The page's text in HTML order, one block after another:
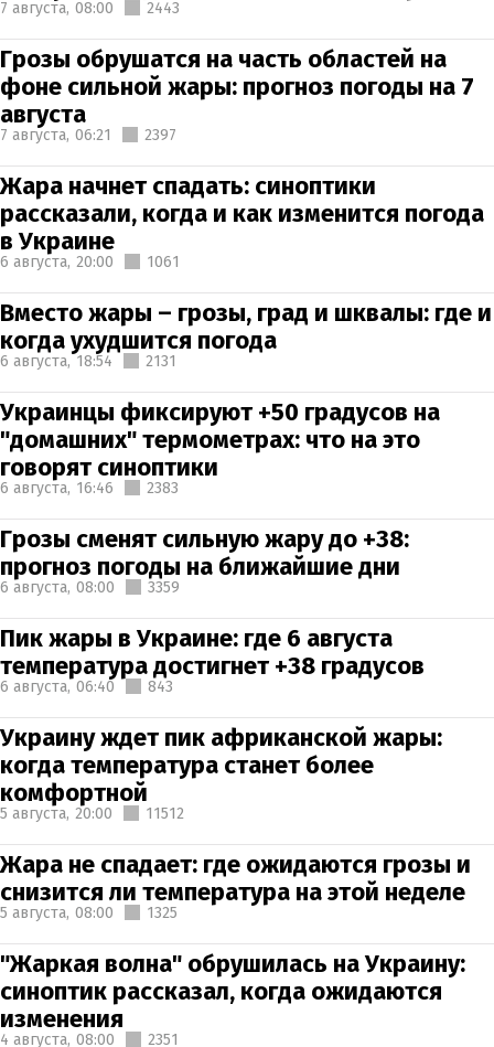
7 августа, 08:00 2443
Грозы обрушатся на часть областей на
фоне сильной жары: прогноз погоды на 7
августа
7 августа, 06:21 2397
Жара начнет спадать: синоптики
рассказали, когда и как изменится погода
в Украине
6 августа, 20:00 1061
Вместо жары – грозы, град и шквалы: где и
когда ухудшится погода
6 августа, 18:54 2131
Украинцы фиксируют +50 градусов на
"домашних" термометрах: что на это
говорят синоптики
6 августа, 16:46 2383
Грозы сменят сильную жару до +38:
прогноз погоды на ближайшие дни
6 августа, 08:00 3359
Пик жары в Украине: где 6 августа
температура достигнет +38 градусов
6 августа, 06:40 843
Украину ждет пик африканской жары:
когда температура станет более
комфортной
5 августа, 20:00 11512
Жара не спадает: где ожидаются грозы и
снизится ли температура на этой неделе
5 августа, 08:00 1325
"Жаркая волна" обрушилась на Украину:
синоптик рассказал, когда ожидаются
изменения
4 августа, 08:00 2351